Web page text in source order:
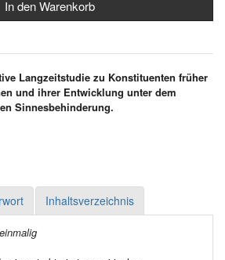
Langzeitstudie zu Konstituenten früher
und ihrer Entwicklung unter dem
Sinnesbehinderung.
Inhaltsverzeichnis